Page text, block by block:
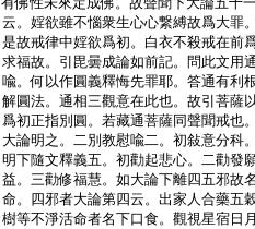
云。婬欲雖不惱衆生心心繋縛故爲大罪
是故戒律中婬欲爲初。白衣不殺戒在前
求福故。引毘曇成論如前記。問此文用
喩。何以作圓義釋悔先罪耶。答通有利
解圓法。通相三觀意在此也。故引菩薩
爲初正指別圓。若藏通菩薩同聲聞戒也
大論明之。二別教慰喩二。初敍意分科
明下隨文釋義五。初勸起悲心。二勸發
益。三勸修福慧。如大論下離四五邪故
命。四邪者大論第四云。出家人合藥五
樹等不淨活命者名下口食。觀視星宿日月